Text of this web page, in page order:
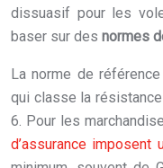
dissuasif pour les
baser sur des normes
La norme de
qui classe la
6. Pour les
d’assurance